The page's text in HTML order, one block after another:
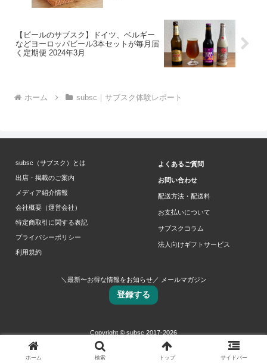
【ビールのサブスク】ドイツ、ベルギー
などヨーロッパビール3本セットが毎月届
く定期便 2024年3月
ホーム subsc｜サブスク体験レポート
subsc（サブスク）とは
出店・掲載のご案内
メディア紹介情報
会社概要（運営会社）
特定商取引に関する表記
プライバシーポリシー
利用規約
よくあるご質問
お問い合わせ
配送方法・配送料
お支払いについて
サブスクコラム
法人向けギフトサービス
＼最新〜お得な情報をお知らせ／ メールマガジン
登録する
Copyright © subsc 2017-2026
ホーム 検索 トップ サイドバー